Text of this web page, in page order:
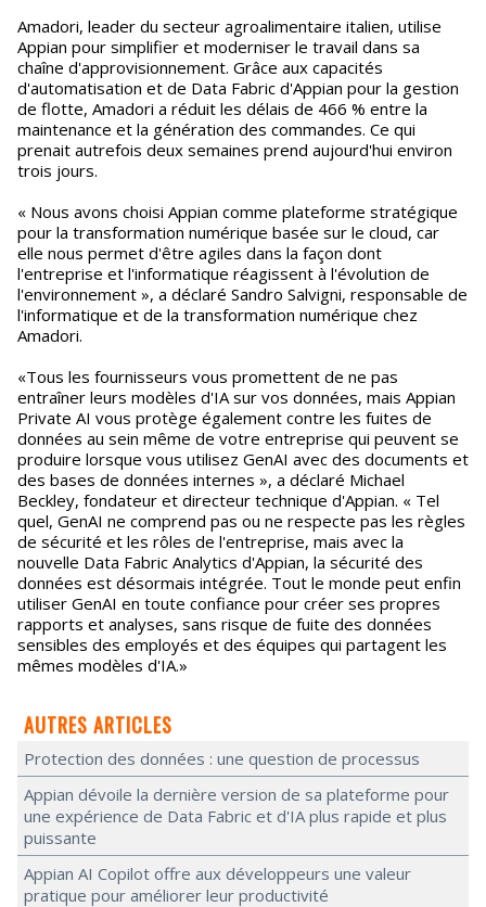
Amadori, leader du secteur agroalimentaire italien, utilise
Appian pour simplifier et moderniser le travail dans sa
chaîne d'approvisionnement. Grâce aux capacités
d'automatisation et de Data Fabric d'Appian pour la gestion
de flotte, Amadori a réduit les délais de 466 % entre la
maintenance et la génération des commandes. Ce qui
prenait autrefois deux semaines prend aujourd'hui environ
trois jours.
« Nous avons choisi Appian comme plateforme stratégique
pour la transformation numérique basée sur le cloud, car
elle nous permet d'être agiles dans la façon dont
l'entreprise et l'informatique réagissent à l'évolution de
l'environnement », a déclaré Sandro Salvigni, responsable de
l'informatique et de la transformation numérique chez
Amadori.
«Tous les fournisseurs vous promettent de ne pas
entraîner leurs modèles d'IA sur vos données, mais Appian
Private AI vous protège également contre les fuites de
données au sein même de votre entreprise qui peuvent se
produire lorsque vous utilisez GenAI avec des documents et
des bases de données internes », a déclaré Michael
Beckley, fondateur et directeur technique d'Appian. « Tel
quel, GenAI ne comprend pas ou ne respecte pas les règles
de sécurité et les rôles de l'entreprise, mais avec la
nouvelle Data Fabric Analytics d'Appian, la sécurité des
données est désormais intégrée. Tout le monde peut enfin
utiliser GenAI en toute confiance pour créer ses propres
rapports et analyses, sans risque de fuite des données
sensibles des employés et des équipes qui partagent les
mêmes modèles d'IA.»
AUTRES ARTICLES
Protection des données : une question de processus
Appian dévoile la dernière version de sa plateforme pour
une expérience de Data Fabric et d'IA plus rapide et plus
puissante
Appian AI Copilot offre aux développeurs une valeur
pratique pour améliorer leur productivité